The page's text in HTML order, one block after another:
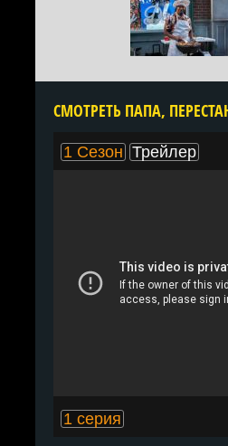
1 Сезон Трейлер
1 серия